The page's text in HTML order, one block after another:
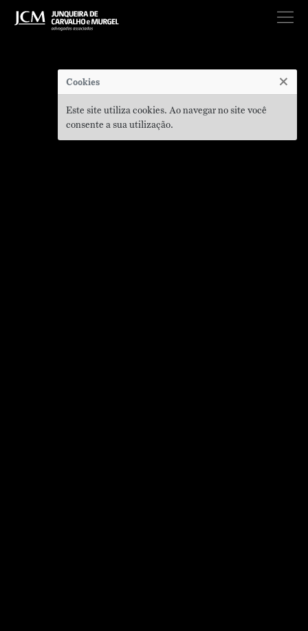
Cookies ×
Este site utiliza cookies. Ao navegar no site você
consente a sua utilização.